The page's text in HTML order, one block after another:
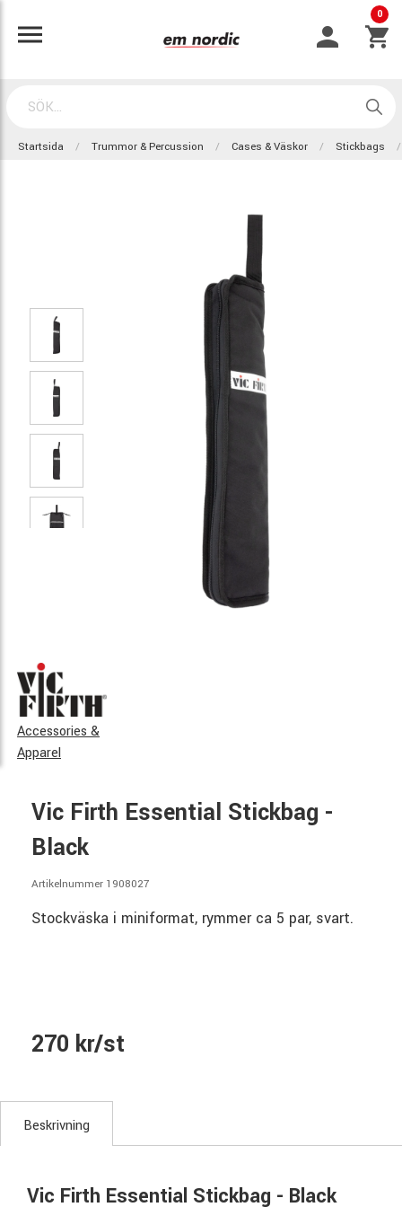
0
Startsida Trummor & Percussion Cases & Väskor Stickbags
Accessories &
Apparel
Vic Firth Essential Stickbag -
Black
Artikelnummer 1908027
Stockväska i miniformat, rymmer ca 5 par, svart.
270 kr/st
Beskrivning
Vic Firth Essential Stickbag - Black